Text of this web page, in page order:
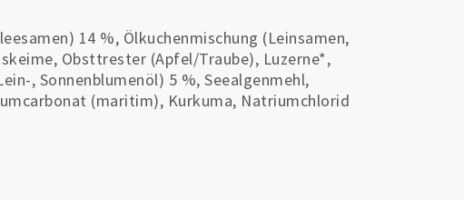
14 %, Ölkuchenmischung (Leinsamen,
Obsttrester (Apfel/Traube), Luzerne*,
, Sonnenblumenöl) 5 %, Seealgenmehl,
(maritim), Kurkuma, Natriumchlorid